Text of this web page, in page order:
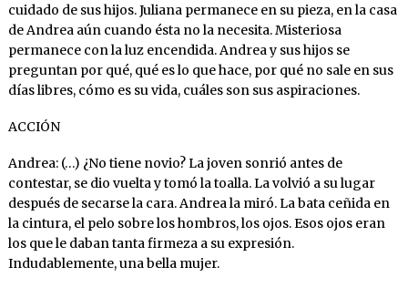
cuidado de sus hijos. Juliana permanece en su pieza, en la casa
de Andrea aún cuando ésta no la necesita. Misteriosa
permanece con la luz encendida. Andrea y sus hijos se
preguntan por qué, qué es lo que hace, por qué no sale en sus
días libres, cómo es su vida, cuáles son sus aspiraciones.
ACCIÓN
Andrea: (…) ¿No tiene novio? La joven sonrió antes de
contestar, se dio vuelta y tomó la toalla. La volvió a su lugar
después de secarse la cara. Andrea la miró. La bata ceñida en
la cintura, el pelo sobre los hombros, los ojos. Esos ojos eran
los que le daban tanta firmeza a su expresión.
Indudablemente, una bella mujer.